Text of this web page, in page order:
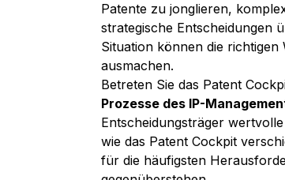
Patente zu jonglieren,
strategische Entscheidungen
Situation können die
ausmachen.
Betreten Sie das Patent
Prozesse des IP-
Entscheidungsträger
wie das Patent Cockpit
für die häufigsten